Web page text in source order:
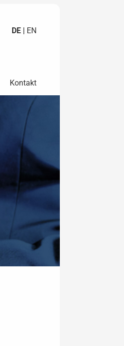
DE | EN
Kontakt